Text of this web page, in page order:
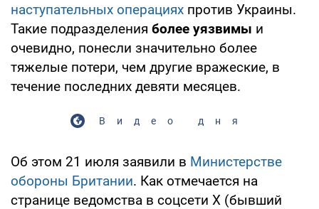
наступательных операциях против Украины.
Такие подразделения более уязвимы и
очевидно, понесли значительно более
тяжелые потери, чем другие вражеские, в
течение последних девяти месяцев.
Видео дня
Об этом 21 июля заявили в Министерстве
обороны Британии. Как отмечается на
странице ведомства в соцсети X (бывший